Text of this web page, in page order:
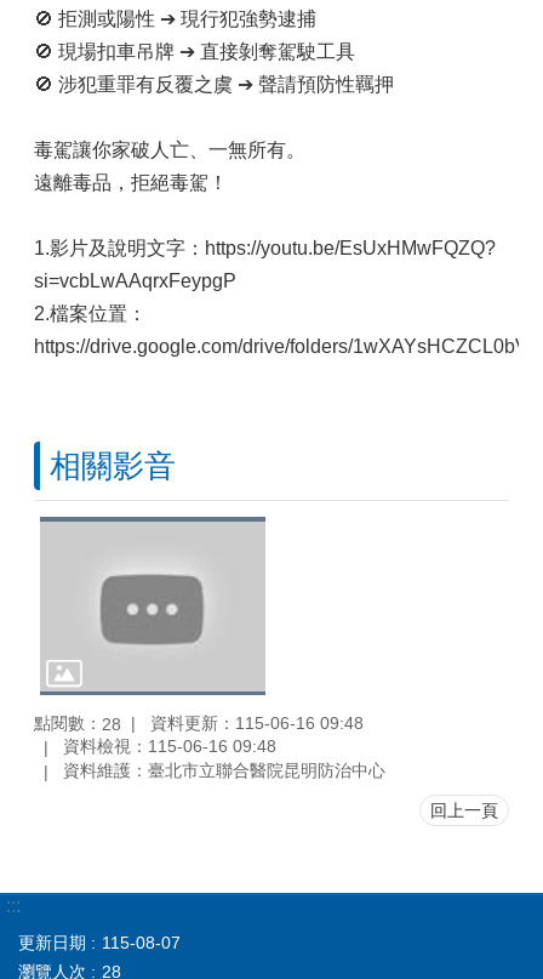
🚫 拒測或陽性 ➔ 現行犯強勢逮捕
🚫 現場扣車吊牌 ➔ 直接剝奪駕駛工具
🚫 涉犯重罪有反覆之虞 ➔ 聲請預防性羈押
毒駕讓你家破人亡、一無所有。
遠離毒品，拒絕毒駕！
1.影片及說明文字：https://youtu.be/EsUxHMwFQZQ?
si=vcbLwAAqrxFeypgP
2.檔案位置：
https://drive.google.com/drive/folders/
相關影音
點閱數： 28
資料更新：115-06-16 09:48
資料檢視：115-06-16 09:48
資料維護：臺北市立聯合醫院昆明防治中心
回上一頁
:::
更新日期
115-08-07
瀏覽人次
28